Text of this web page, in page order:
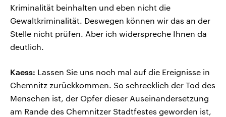
Kriminalität beinhalten und eben nicht die
Gewaltkriminalität. Deswegen können wir das an der
Stelle nicht prüfen. Aber ich widerspreche Ihnen da
deutlich.
Kaess: Lassen Sie uns noch mal auf die Ereignisse in
Chemnitz zurückkommen. So schrecklich der Tod des
Menschen ist, der Opfer dieser Auseinandersetzung
am Rande des Chemnitzer Stadtfestes geworden ist,